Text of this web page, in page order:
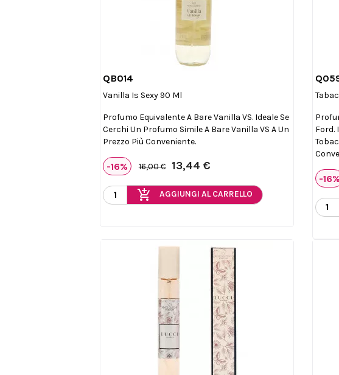
QB014
Vanilla Is Sexy 90 Ml
Profumo Equivalente A Bare Vanilla VS. Ideale Se
Cerchi Un Profumo Simile A Bare Vanilla VS A Un
Prezzo Più Conveniente.
-16% 16,00 € 13,44 €
add_shopping_cart AGGIUNGI AL CARRELLO
Ford.
-16%